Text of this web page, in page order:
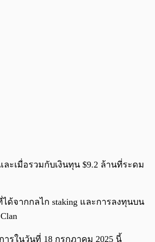
ะเมื่อรวมกับเงินทุน $9.2 ล้านที่ระดม
ด้จากกลไก staking และการลงทุนบน
รในวันที่ 18 กรกฎาคม 2025 นี้